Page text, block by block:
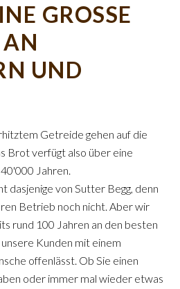
GROSSE
UND
Getreide gehen auf die
Brot verfügt also über eine
Jahren.
dasjenige von Sutter Begg, denn
Betrieb noch nicht. Aber wir
rund 100 Jahren an den besten
Kunden mit einem
offenlässt. Ob Sie einen
oder immer mal wieder etwas